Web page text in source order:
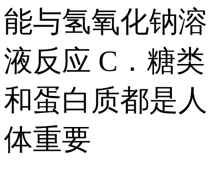
能与氢氧化钠溶
液反应 C．糖类
和蛋白质都是人
体重要